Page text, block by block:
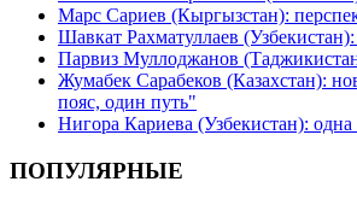
Марс Сариев (Кыргызстан):
Шавкат Рахматуллаев
Парвиз Муллоджанов
Жумабек Сарабеков (Казахстан):
пояс, один путь"
Нигора Кариева (Узбекистан):
ПОПУЛЯРНЫЕ